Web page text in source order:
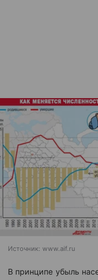
Источник: www.aif.ru
В принципе убыль